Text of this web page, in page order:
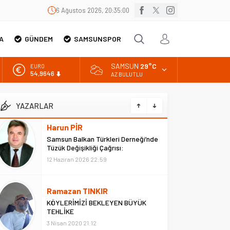
6 Ağustos 2026, 20:35:01
GÜNDEM SAMSUNSPOR
EURO
54,9646
BİST
13.798,82
DOLAR
47,5939
SAMSUN 29°C
AZ BULUTLU
YAZARLAR
KÖYLERİMİZİ BEKLEYEN BÜYÜK
Turhan AKŞEN
Samsun’dan Bir Özgür Özel Geçti
Bölüm 3